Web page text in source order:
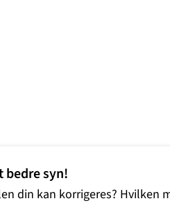
bedre syn!
din kan korrigeres? Hvilken